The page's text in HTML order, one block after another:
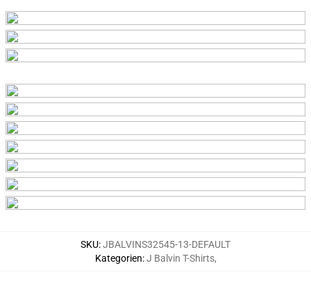
SKU:JBALVINS32545-13-DEFAULT
Kategorien:J Balvin T-Shirts,